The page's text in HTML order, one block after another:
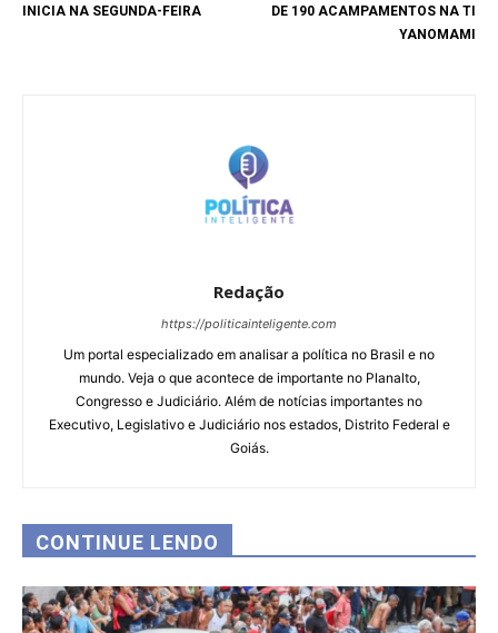
INICIA NA SEGUNDA-FEIRA
DE 190 ACAMPAMENTOS NA TI
YANOMAMI
Redação
https://politicainteligente.com
Um portal especializado em analisar a política no Brasil e no
mundo. Veja o que acontece de importante no Planalto,
Congresso e Judiciário. Além de notícias importantes no
Executivo, Legislativo e Judiciário nos estados, Distrito Federal e
Goiás.
CONTINUE LENDO